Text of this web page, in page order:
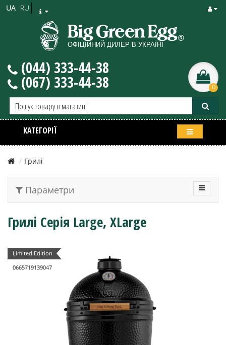
RU
UA
(044) 333-44-38
(067) 333-44-38 0
КАТЕГОРІЇ
Грилі
Параметри
Грилі Серія Large, XLarge
Limited Edition
0665719139047